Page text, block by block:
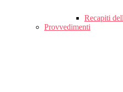
Recapiti
Provvedimenti